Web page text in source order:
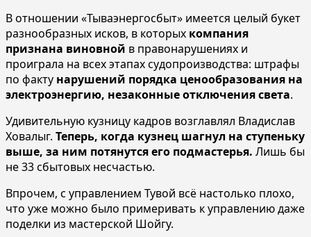
В отношении «Тываэнергосбыт» имеется целый букет
разнообразных исков, в которых компания
признана виновной в правонарушениях и
проиграла на всех этапах судопроизводства: штрафы
по факту нарушений порядка ценообразования на
электроэнергию, незаконные отключения света.
Удивительную кузницу кадров возглавлял Владислав
Ховалыг. Теперь, когда кузнец шагнул на ступеньку
выше, за ним потянутся его подмастерья. Лишь бы
не 33 сбытовых несчастью.
Впрочем, с управлением Тувой всё настолько плохо,
что уже можно было примеривать к управлению даже
поделки из мастерской Шойгу.